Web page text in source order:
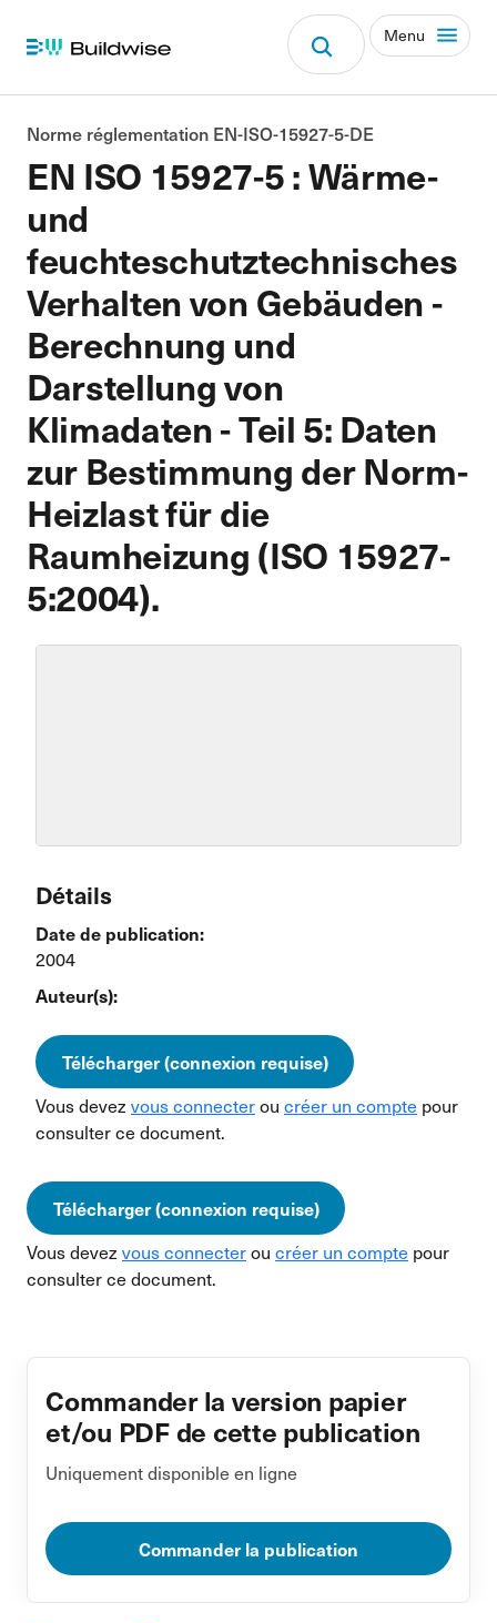
Menu
EN ISO 15927-5 : Wärme-
und
feuchteschutztechnisches
Verhalten von Gebäuden -
Berechnung und
Darstellung von
Klimadaten - Teil 5: Daten
zur Bestimmung der Norm-
Heizlast für die
Raumheizung (ISO 15927-
5:2004).
Norme réglementation EN-ISO-15927-5-DE
Détails
Date de publication:
2004
Auteur(s):
Télécharger (connexion requise)
Vous devez vous connecterou créer un compte pour
consulter ce document.
Télécharger (connexion requise)
Vous devez vous connecterou créer un compte pour
consulter ce document.
Commander la version papier
et/ou PDF de cette publication
Uniquement disponible en ligne
Commander la publication